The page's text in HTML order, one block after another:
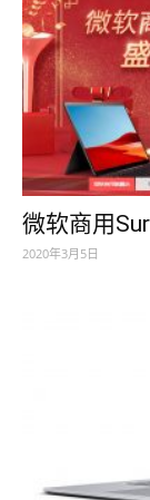
微软商用
2020年3月5日